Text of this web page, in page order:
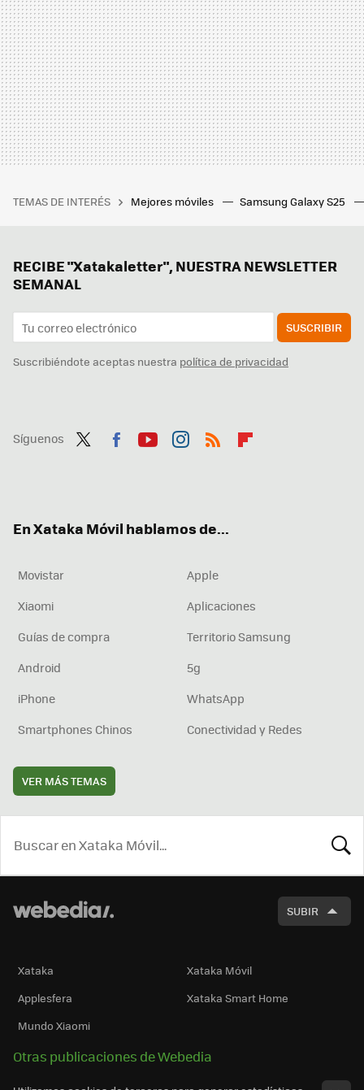
TEMAS DE INTERÉS Mejores móviles Samsung Galaxy S25
RECIBE "Xatakaletter", NUESTRA NEWSLETTER
SEMANAL
SUSCRIBIR
Suscribiéndote aceptas nuestra política de privacidad
Síguenos
En Xataka Móvil hablamos de...
Movistar
Apple
Xiaomi
Aplicaciones
Guías de compra
Territorio Samsung
Android
5g
iPhone
WhatsApp
Smartphones Chinos
Conectividad y Redes
VER MÁS TEMAS
SUBIR
Xataka
Xataka Móvil
Applesfera
Xataka Smart Home
Mundo Xiaomi
Otras publicaciones de Webedia